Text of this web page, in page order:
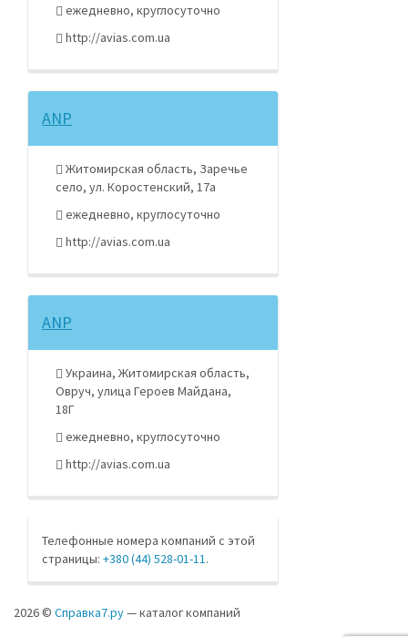
ежедневно, круглосуточно
http://avias.com.ua
ANP
Житомирская область, Заречье
село, ул. Коростенский, 17а
ежедневно, круглосуточно
http://avias.com.ua
ANP
Украина, Житомирская область,
Овруч, улица Героев Майдана,
18Г
ежедневно, круглосуточно
http://avias.com.ua
Телефонные номера компаний с этой
страницы: +380 (44) 528-01-11.
2026 © Справка7.ру— каталог компаний